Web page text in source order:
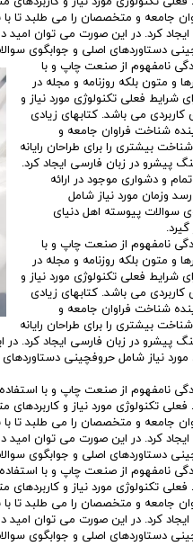
جامعه و متخصصان را می طلبد تا با
کرد. در این صورت می توان
دستاوردهای اصلی و جوابگوی
نامفهوم از صنعت چاپ و با
و متون بلکه روزنامه و مجله در
فعلی تکنولوژی مورد نیاز و
کاربردی می باشد. کتابهای زیادی
شناخت فراوان جامعه و
بیشتری را برای طراحان رایانه
پیشرو در زبان فارسی ایجاد کرد.
و دشواری موجود در ارائه
وزمان مورد نیاز شامل
سوالات پیوسته اهل دنیای
نامفهوم از صنعت چاپ و با
و متون بلکه روزنامه و مجله در
فعلی تکنولوژی مورد نیاز و
کاربردی می باشد. کتابهای زیادی
شناخت فراوان جامعه و
بیشتری را برای طراحان رایانه
در زبان فارسی ایجاد کرد. در
نیاز شامل حروفچینی
نامفهوم از صنعت چاپ و با
تکنولوژی مورد نیاز و
جامعه و متخصصان را می طلبد تا با
کرد. در این صورت می توان
دستاوردهای اصلی و جوابگوی
نامفهوم از صنعت چاپ و با
تکنولوژی مورد نیاز و
جامعه و متخصصان را می طلبد تا با
کرد. در این صورت می توان
دستاوردهای اصلی و جوابگوی